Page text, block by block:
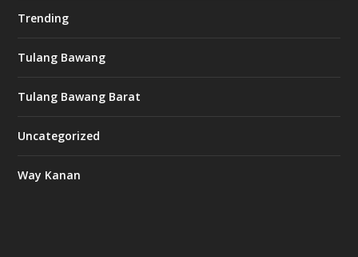
Trending
Tulang Bawang
Tulang Bawang Barat
Uncategorized
Way Kanan